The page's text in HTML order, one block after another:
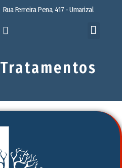
Rua Ferreira Pena, 417 - Umarizal
Tratamentos